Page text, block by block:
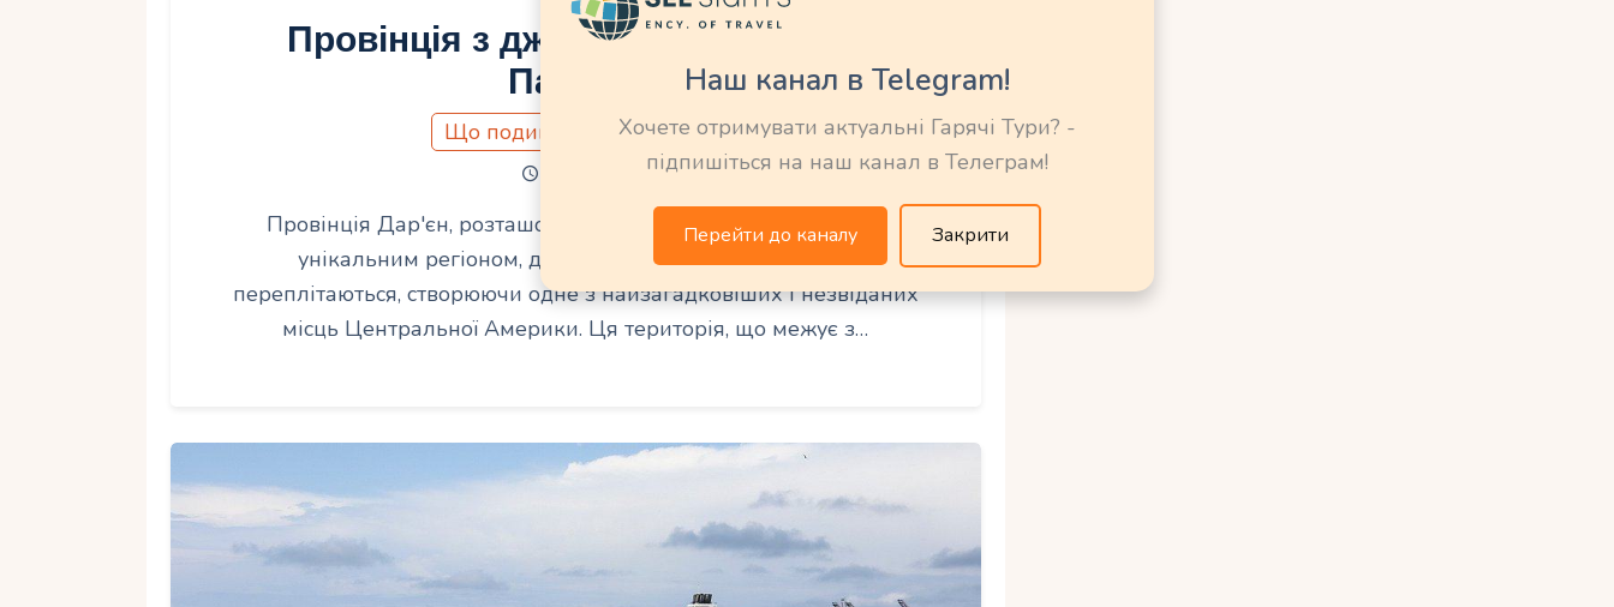
Провінція з джунглями Дар’єн —
Панама
Що подивитися в Панамі
Провінція Дар'єн, розташована в східній частині Панами, є
унікальним регіоном, де природа, культура та історія
переплітаються, створюючи одне з найзагадковіших і незвіданих
місць Центральної Америки. Ця територія, що межує з…
Наш канал в Telegram!
Хочете отримувати актуальні Гарячі Тури? -
підпишіться на наш канал в Телеграм!
Перейти до каналу Закрити